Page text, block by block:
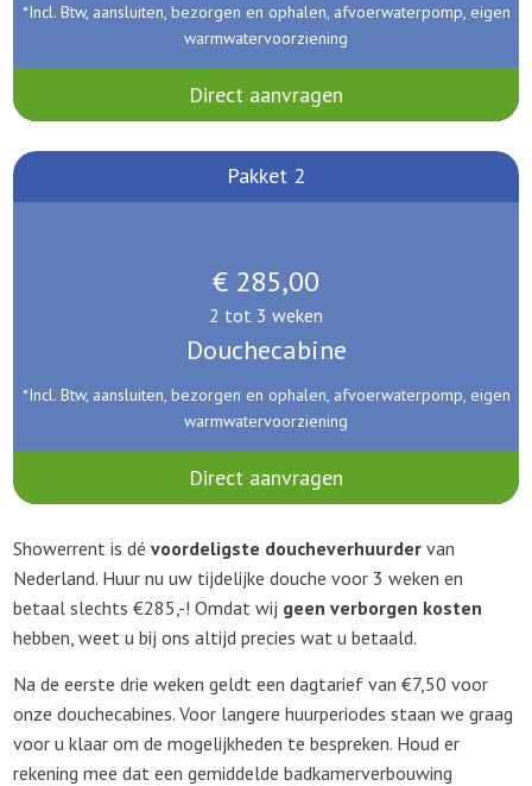
*Incl. Btw, aansluiten, bezorgen en ophalen, afvoerwaterpomp, eigen
warmwatervoorziening
Direct aanvragen
Pakket 2
€ 285,00
2 tot 3 weken
Douchecabine
*Incl. Btw, aansluiten, bezorgen en ophalen, afvoerwaterpomp, eigen
warmwatervoorziening
Direct aanvragen
Showerrent is dévoordeligste doucheverhuurder van
Nederland. Huur nu uw tijdelijke douche voor 3 weken en
betaal slechts €285,-! Omdat wij geen verborgen kosten
hebben, weet u bij ons altijd precies wat u betaald.
Na de eerste drie weken geldt een dagtarief van €7,50 voor
onze douchecabines. Voor langere huurperiodes staan we graag
voor u klaar om de mogelijkheden te bespreken. Houd er
rekening mee dat een gemiddelde badkamerverbouwing